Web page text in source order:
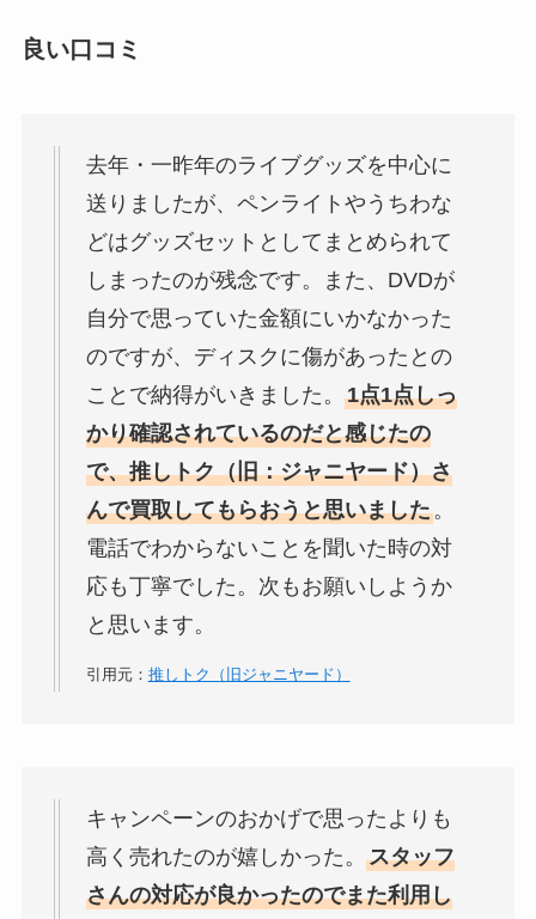
めは？電池はあった方がいい？ブ
ックオフ駿河屋など調査
ジャニーズライブに同行者が行け
なくなったら1人でも入れる？変
更期限や手続きは？
ジャニーズグッズを売るのにメル
カリはおすすめ？違法？公式写真
相場やグッズ売るコツ解説
ジャニーズのチケット取り方を解
良い口コミ
去年・一昨年のライブグッズを中心に
送りましたが、ペンライトやうちわな
どはグッズセットとしてまとめられて
しまったのが残念です。また、DVDが
自分で思っていた金額にいかなかった
のですが、ディスクに傷があったとの
ことで納得がいきました。 1点1点しっ
かり確認されているのだと感じたの
で、推しトク（旧：ジャニヤード）さ
んで買取してもらおうと思いました。
電話でわからないことを聞いた時の対
応も丁寧でした。次もお願いしようか
と思います。
引用元： 推しトク（旧ジャニヤード）
キャンペーンのおかげで思ったよりも
高く売れたのが嬉しかった。 スタッフ
さんの対応が良かったのでまた利用し